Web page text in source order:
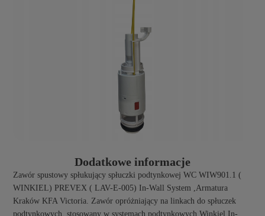
Dodatkowe informacje
Zawór spustowy spłukujący spłuczki podtynkowej WC WIW901.1 (
WINKIEL) PREVEX ( LAV-E-005) In-Wall System ,Armatura
Kraków KFA Victoria. Zawór opróżniający na linkach do spłuczek
podtynkowych, stosowany w systemach podtynkowych Winkiel In-